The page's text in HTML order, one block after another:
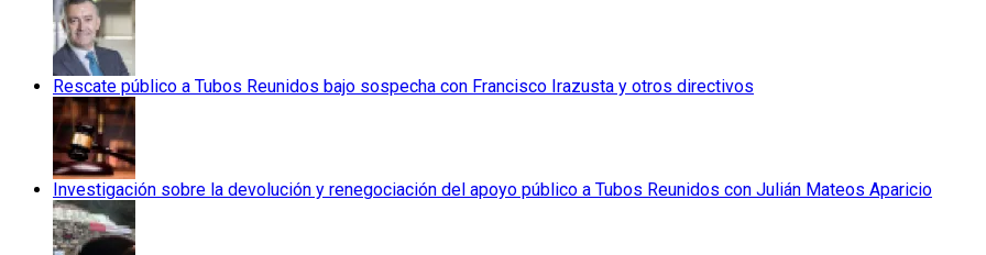
Rescate público a Tubos Reunidos bajo sospecha con Francisco Irazusta y otros directivos
Investigación sobre la devolución y renegociación del apoyo público a Tubos Reunidos con Julián Mateos Aparicio